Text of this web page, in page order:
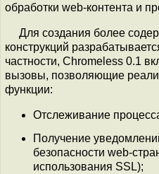
обработки web-контента и
Для создания более
конструкций
частности, Chromeless 0.1
вызовы, позволяющие
функции:
Отслеживание
Получение
безопасности web-
использования SSL);